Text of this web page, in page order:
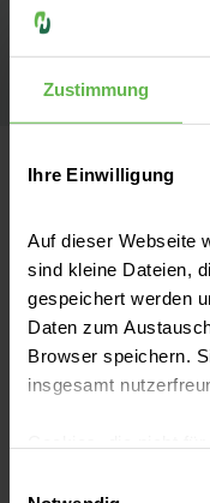
Zustimmung
Ihre Einwilligung
Auf dieser Webseite
sind kleine Dateien,
gespeichert werden
Daten zum
Browser speichern.
insgesamt
davon 08/2017-
für Psychiatrie
Klinik
MVZ
Mühlental 1
24837 Schleswig
Anfahrt auf